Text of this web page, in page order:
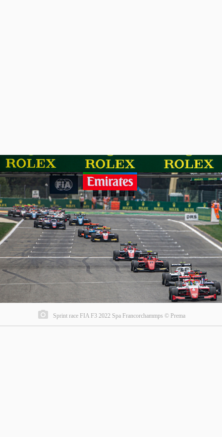
Sprint race FIA F3 2022 Spa Francorchammps © Prema